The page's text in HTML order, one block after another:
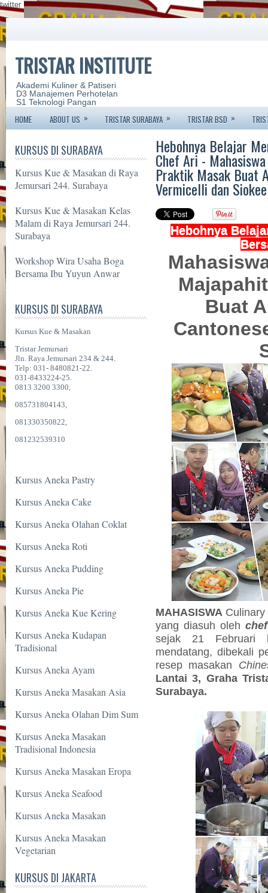
twitter
TRISTAR INSTITUTE
Akademi Kuliner & Patiseri
D3 Manajemen Perhotelan
S1 Teknologi Pangan
HOME ABOUT US » TRISTAR SURABAYA » TRISTAR BSD »
KURSUS DI SURABAYA
Kursus Kue & Masakan di Raya
Jemursari 244. Surabaya
Kursus Kue & Masakan Kelas
Malam di Raya Jemursari 244.
Surabaya
Workshop Wira Usaha Boga
Bersama Ibu Yuyun Anwar
KURSUS DI SURABAYA
Kursus Kue & Masakan
Tristar Jemursari
Jln. Raya Jemursari 234 & 244.
Telp: 031- 8480821-22.
031-8433224-25.
0813 3200 3300,
085731804143,
081330350822,
081232539310
Kursus Aneka Pastry
Kursus Aneka Cake
Kursus Aneka Olahan Coklat
Kursus Aneka Roti
Kursus Aneka Pudding
Kursus Aneka Pie
Kursus Aneka Kue Kering
Kursus Aneka Kudapan
Tradisional
Kursus Aneka Ayam
Kursus Aneka Masakan Asia
Kursus Aneka Olahan Dim Sum
Kursus Aneka Masakan
Tradisional Indonesia
Kursus Aneka Masakan Eropa
Kursus Aneka Seafood
Kursus Aneka Masakan
Kursus Aneka Masakan
Vegetarian
KURSUS DI JAKARTA
Hebohnya Belajar
Chef Ari -
Praktik Masak Buat
Vermicelli dan Siokee
Hebohnya
Buat
MAHASISWA
yang diasuh oleh chef
sejak 21 Februari
mendatang, dibekali
resep masakan
Lantai 3, Graha
Surabaya.